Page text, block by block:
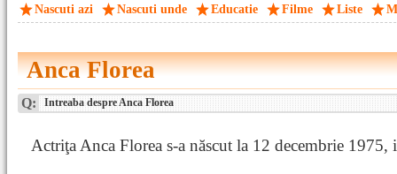
Nascuti azi Nascuti unde Educatie Filme Liste
Anca Florea
Q: Intreaba despre Anca Florea
Actriţa Anca Florea s-a născut la 12 decembrie 1975,